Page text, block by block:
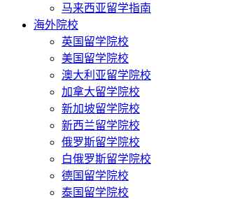
马来西亚留学指南
海外院校
英国留学院校
美国留学院校
澳大利亚留学院校
加拿大留学院校
新加坡留学院校
新西兰留学院校
俄罗斯留学院校
白俄罗斯留学院校
德国留学院校
泰国留学院校